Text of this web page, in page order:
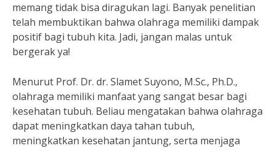
memang tidak bisa diragukan lagi. Banyak penelitian
telah membuktikan bahwa olahraga memiliki dampak
positif bagi tubuh kita. Jadi, jangan malas untuk
bergerak ya!
Menurut Prof. Dr. dr. Slamet Suyono, M.Sc., Ph.D.,
olahraga memiliki manfaat yang sangat besar bagi
kesehatan tubuh. Beliau mengatakan bahwa olahraga
dapat meningkatkan daya tahan tubuh,
meningkatkan kesehatan jantung, serta menjaga